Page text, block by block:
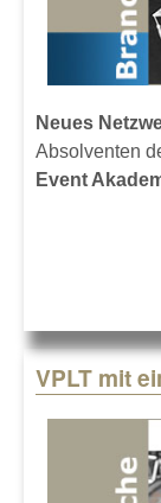
Neues
Absolventen
Event
VPLT mit